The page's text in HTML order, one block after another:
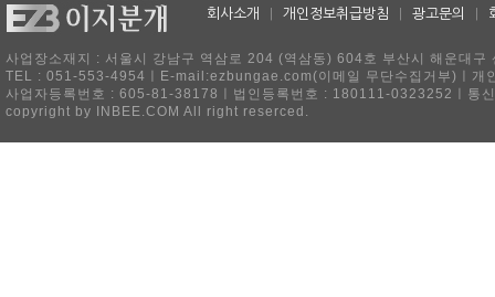
회사소개 개인정보취급방침 광고문의
사업장소재지 : 서울시 강남구 역삼로 204 (역삼동) 604호 부산시 해운대
TEL : 051-553-4954ㅣE-mail:ezbungae.com(이메일 무단수집거부)ㅣ개
사업자등록번호 : 605-81-38178ㅣ법인등록번호 : 180111-0323252ㅣ통
copyright by INBEE.COM All right reserced.